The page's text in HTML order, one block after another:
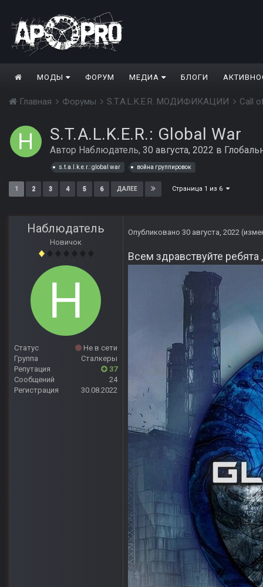
МОДЫ ФОРУМ МЕДИА БЛОГИ
Главная Форумы S.T.A.L.K.E.R. МОДИФИКАЦИИ Call
S.T.A.L.K.E.R.: Global War
Автор Наблюдатель, 30 августа, 2022 в
s.t.a.l.k.e.r.: global war война группировок
1 2 3 4 5 6 ДАЛЕЕ Страница 1 из 6
Наблюдатель
Новичок
Статус
Не в сети
Группа
Сталкеры
Репутация
37
Сообщений
24
Регистрация
30.08.2022
Опубликовано 30 августа, 2022
Всем здравствуйте